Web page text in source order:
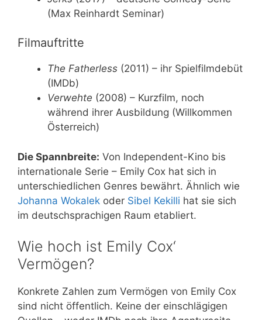
(Max Reinhardt Seminar)
Filmauftritte
The Fatherless (2011) – ihr Spielfilmdebüt
(IMDb)
Verwehte (2008) – Kurzfilm, noch
während ihrer Ausbildung (Willkommen
Österreich)
Die Spannbreite: Von Independent-Kino bis
internationale Serie – Emily Cox hat sich in
unterschiedlichen Genres bewährt. Ähnlich wie
Johanna Wokalek oder Sibel Kekilli hat sie sich
im deutschsprachigen Raum etabliert.
Wie hoch ist Emily Cox‘
Vermögen?
Konkrete Zahlen zum Vermögen von Emily Cox
sind nicht öffentlich. Keine der einschlägigen